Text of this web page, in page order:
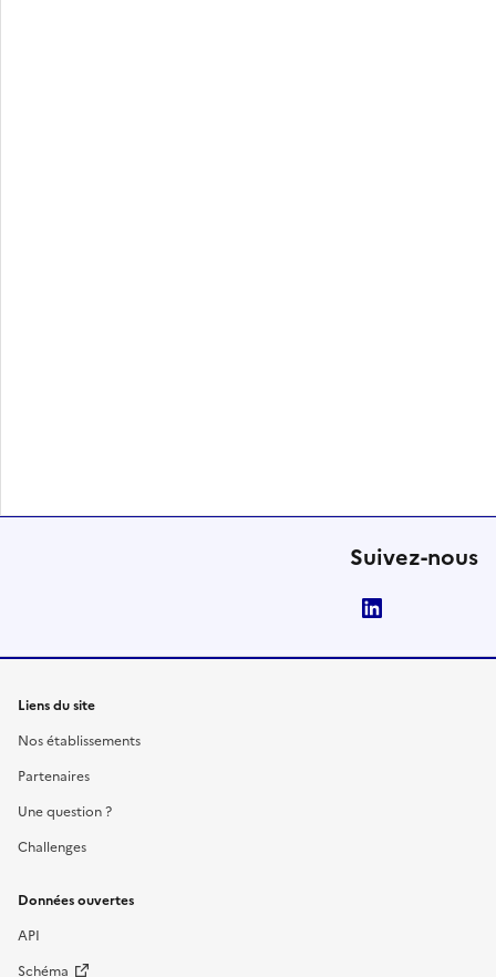
Suivez-nous
Liens du site
Nos établissements
Partenaires
Une question ?
Challenges
Données ouvertes
API
Schéma